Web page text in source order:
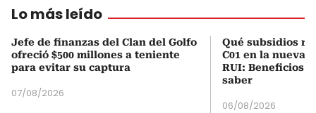
Lo más leído
Jefe de finanzas del Clan del Golfo
ofreció $500 millones a teniente
para evitar su captura
07/08/2026
Qué subsidios
C01 en la nueva
RUI: Beneficios
saber
06/08/2026